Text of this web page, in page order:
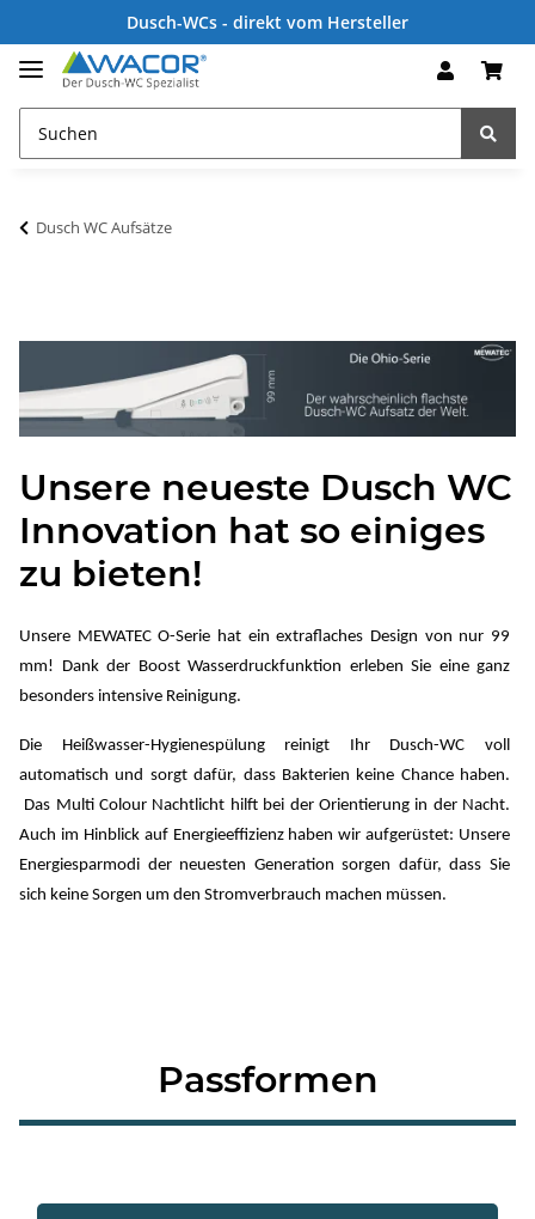
Dusch-WCs - direkt vom Hersteller
Dusch WC Aufsätze
Unsere neueste Dusch WC
Innovation hat so einiges
zu bieten!
Unsere MEWATEC O-Serie hat ein extraflaches Design von nur 99
mm! Dank der Boost Wasserdruckfunktion erleben Sie eine ganz
besonders intensive Reinigung.
Die Heißwasser-Hygienespülung reinigt Ihr Dusch-WC voll
automatisch und sorgt dafür, dass Bakterien keine Chance haben.
Das Multi Colour Nachtlicht hilft bei der Orientierung in der Nacht.
Auch im Hinblick auf Energieeffizienz haben wir aufgerüstet: Unsere
Energiesparmodi der neuesten Generation sorgen dafür, dass Sie
sich keine Sorgen um den Stromverbrauch machen müssen.
Passformen